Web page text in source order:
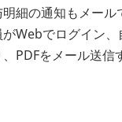
細の通知もメール
Webでログイン、
PDFをメール送信